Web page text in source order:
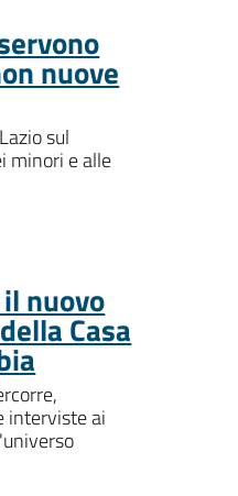
nuove
sul
minori e alle
nuovo
Casa
interviste ai